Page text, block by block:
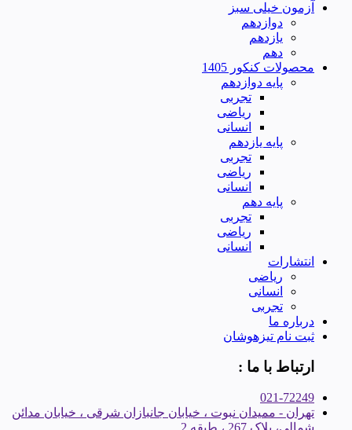
آزمون خیلی سبز
دوازدهم
یازدهم
دهم
محصولات کنکور 1405
پایه دوازدهم
تجربی
ریاضی
انسانی
پایه یازدهم
تجربی
ریاضی
انسانی
پایه دهم
تجربی
ریاضی
انسانی
انتشارات
ریاضی
انسانی
تجربی
درباره ما
ثبت نام تیزهوشان
ارتباط با ما :
021-72249
تهران - ممیدان نبوت ، خیابان جانبازان شرقی ، خیابان مدائن
شمالی، پلاک 267 ، طبقه 2